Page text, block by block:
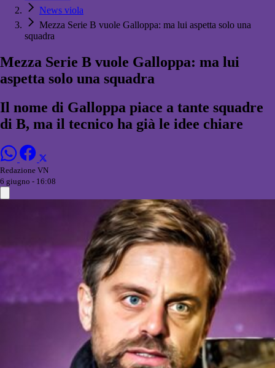
News viola
Mezza Serie B vuole Galloppa: ma lui aspetta solo una
squadra
Mezza Serie B vuole Galloppa: ma lui
aspetta solo una squadra
Il nome di Galloppa piace a tante squadre
di B, ma il tecnico ha già le idee chiare
Redazione VN
6 giugno - 16:08